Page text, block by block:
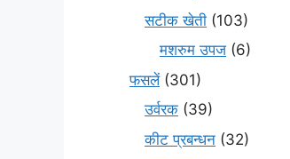
सटीक खेती (103)
मशरुम उपज (6)
फसलें(301)
उर्वरक (39)
कीट प्रबन्धन (32)